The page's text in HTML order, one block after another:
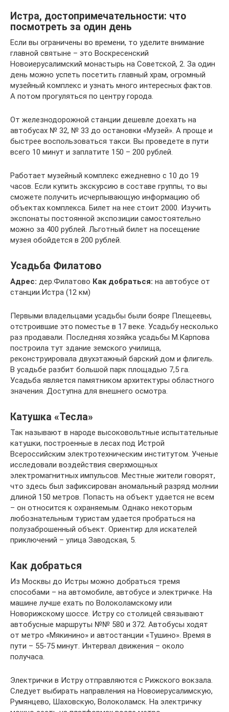
Истра, достопримечательности: что
посмотреть за один день
Если вы ограничены во времени, то уделите внимание
главной святыне – это Воскресенский
Новоиерусалимский монастырь на Советской, 2. За один
день можно успеть посетить главный храм, огромный
музейный комплекс и узнать много интересных фактов.
А потом прогуляться по центру города.
От железнодорожной станции дешевле доехать на
автобусах № 32, № 33 до остановки «Музей». А проще и
быстрее воспользоваться такси. Вы проведете в пути
всего 10 минут и заплатите 150 – 200 рублей.
Работает музейный комплекс ежедневно с 10 до 19
часов. Если купить экскурсию в составе группы, то вы
сможете получить исчерпывающую информацию об
объектах комплекса. Билет на нее стоит 2000. Изучить
экспонаты постоянной экспозиции самостоятельно
можно за 400 рублей. Льготный билет на посещение
музея обойдется в 200 рублей.
Усадьба Филатово
Адрес: дер.Филатово Как добраться: на автобусе от
станции.Истра (12 км)
Первыми владельцами усадьбы были бояре Плещеевы,
отстроившие это поместье в 17 веке. Усадьбу несколько
раз продавали. Последняя хозяйка усадьбы М.Карпова
построила тут здание земского училища,
реконструировала двухэтажный барский дом и флигель.
В усадьбе разбит большой парк площадью 7,5 га.
Усадьба является памятником архитектуры областного
значения. Доступна для внешнего осмотра.
Катушка «Тесла»
Так называют в народе высоковольтные испытательные
катушки, построенные в лесах под Истрой
Всероссийским электротехническим институтом. Ученые
исследовали воздействия сверхмощных
электромагнитных импульсов. Местные жители говорят,
что здесь был зафиксирован аномальный разряд молнии
длиной 150 метров. Попасть на объект удается не всем
– он относится к охраняемым. Однако некоторым
любознательным туристам удается пробраться на
полузаброшенный объект. Ориентир для искателей
приключений – улица Заводская, 5.
Как добраться
Из Москвы до Истры можно добраться тремя
способами – на автомобиле, автобусе и электричке. На
машине лучше ехать по Волоколамскому или
Новорижскому шоссе. Истру со столицей связывают
автобусные маршруты №№ 580 и 372. Автобусы ходят
от метро «Мякинино» и автостанции «Тушино». Время в
пути – 55-75 минут. Интервал движения – около
получаса.
Электрички в Истру отправляются с Рижского вокзала.
Следует выбирать направления на Новоиерусалимскую,
Румянцево, Шаховскую, Волоколамск. На электричку